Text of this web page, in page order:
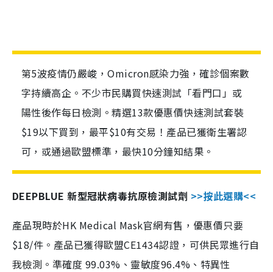
第5波疫情仍嚴峻，Omicron感染力強，確診個案數
字持續高企。不少市民購買快速測試「看門口」或
陽性後作每日檢測。精選13款優惠價快速測試套裝
$19以下買到，最平$10有交易！產品已獲衛生署認
可，或通過歐盟標準，最快10分鐘知結果。
DEEPBLUE 新型冠狀病毒抗原檢測試劑 >>按此選購<<
產品現時於HK Medical Mask官網有售，優惠價只要
$18/件。產品已獲得歐盟CE1434認證，可供民眾進行自
我檢測。準確度 99.03%、靈敏度96.4%、特異性